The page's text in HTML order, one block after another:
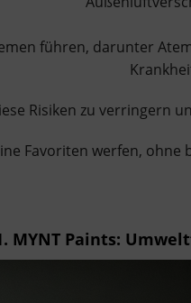
führen, darunter
Risiken zu
Favoriten werfen,
MYNT Paints: